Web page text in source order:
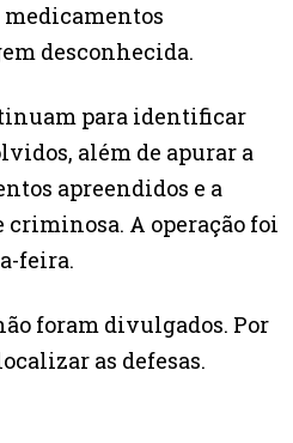
medicamentos
desconhecida.
para identificar
além de apurar a
apreendidos e a
A operação foi
feira.
foram divulgados. Por
as defesas.